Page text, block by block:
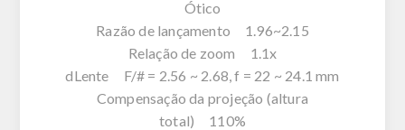
Ótico
Razão de lançamento 1.96~2.15
Relação de zoom 1.1x
dLente F/# = 2.56 ~ 2.68, f = 22 ~ 24.1 mm
Compensação da projeção (altura
total) 110%